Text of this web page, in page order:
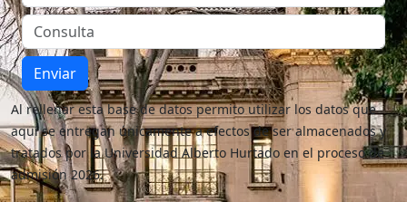
Enviar
Al rellenar esta base de datos permito utilizar los datos que
aquí se entregan únicamente a efectos de ser almacenados y
tratados por la Universidad Alberto Hurtado en el proceso de
admisión 2026.